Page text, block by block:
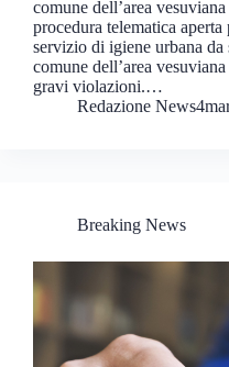
comune dell’area
procedura telematica
servizio di igiene urbana
comune dell’area
gravi violazioni.…
Redazione
Breaking News